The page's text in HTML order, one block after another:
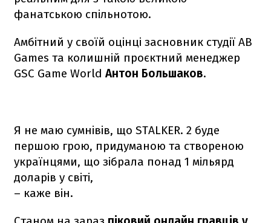
фанатською спільнотою.
Амбітний у своїй оцінці засновник студії AB
Games та колишній проєктний менеджер
GSC Game World Антон Большаков.
Я не маю сумнівів, що STALKER. 2 буде
першою грою, придуманою та створеною
українцями, що зібрала понад 1 мільярд
доларів у світі,
– каже він.